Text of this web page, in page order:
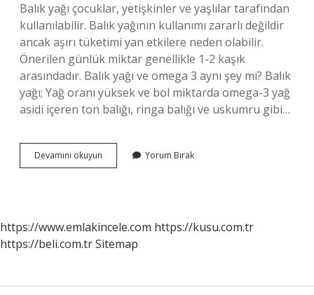
Balık yağı çocuklar, yetişkinler ve yaşlılar tarafından
kullanılabilir. Balık yağının kullanımı zararlı değildir
ancak aşırı tüketimi yan etkilere neden olabilir.
Önerilen günlük miktar genellikle 1-2 kaşık
arasındadır. Balık yağı ve omega 3 aynı şey mi? Balık
yağı; Yağ oranı yüksek ve bol miktarda omega-3 yağ
asidi içeren ton balığı, ringa balığı ve uskumru gibi…
Devamını okuyun Yetişkinler
Hangi
Yorum Bırak
https://www.emlakincele.com https://kusu.com.tr
https://beli.com.trSitemap